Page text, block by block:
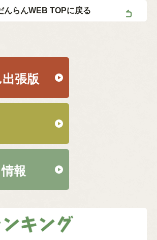
んらんWEB TOPに戻る
張版
報